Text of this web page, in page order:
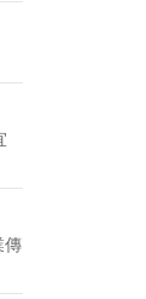
傳